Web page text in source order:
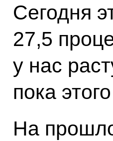
Сегодня
27,5
у нас
пока
На